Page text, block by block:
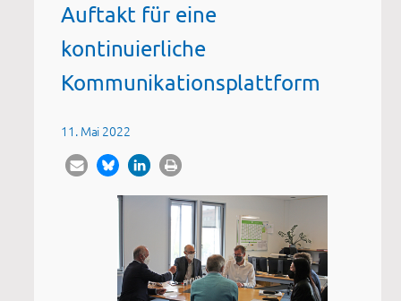
Auftakt für eine
kontinuierliche
Kommunikationsplattform
11. Mai 2022